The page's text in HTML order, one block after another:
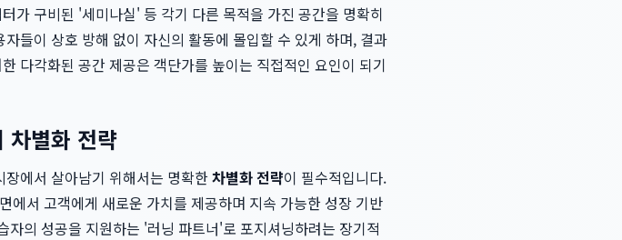
가 구비된 '세미나실' 등 각기 다른 목적을 가진 공간을 명확히
들이 상호 방해 없이 자신의 활동에 몰입할 수 있게 하며, 결과
다각화된 공간 제공은 객단가를 높이는 직접적인 요인이 되기
차별화 전략
에서 살아남기 위해서는 명확한차별화 전략이 필수적입니다.
에서 고객에게 새로운 가치를 제공하며 지속 가능한 성장 기반
의 성공을 지원하는 '러닝 파트너'로 포지셔닝하려는 장기적